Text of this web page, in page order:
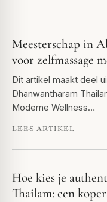
Meesterschap in
voor zelfmassage
Dit artikel maakt deel
Dhanwantharam
Moderne Wellness…
LEES ARTIKEL
Hoe kies je
Thailam: een